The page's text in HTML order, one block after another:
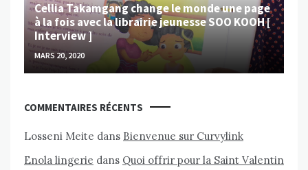
Cellia Takamgang change le monde une page
à la fois avec la librairie jeunesse SOO KOOH [
Interview ]
MARS 20, 2020
COMMENTAIRES RÉCENTS
Losseni Meite dans Bienvenue sur Curvylink
Enola lingerie dans Quoi offrir pour la Saint Valentin